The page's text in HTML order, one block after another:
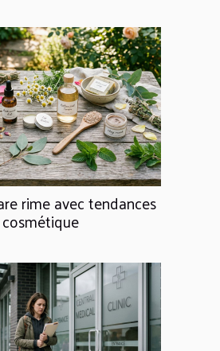
rime avec tendances